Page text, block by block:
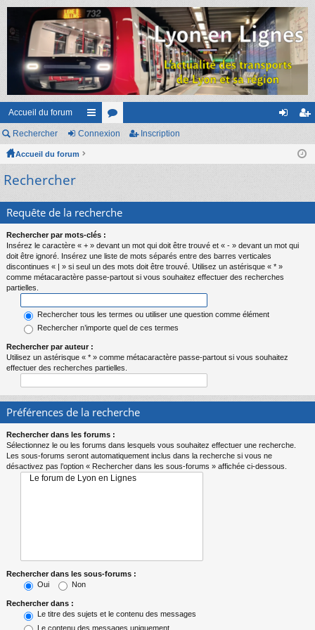
Accueil du forum
ac
s
or
cri
Rechercher Connexion Inscription
Accueil du forum
Rechercher
Requête de la recherche
Rechercher par mots-clés :
Insérez le caractère « + » devant un mot qui doit être trouvé et « - » devant un mot qui
doit être ignoré. Insérez une liste de mots séparés entre des barres verticales
discontinues « | » si seul un des mots doit être trouvé. Utilisez un astérisque « * »
comme métacaractère passe-partout si vous souhaitez effectuer des recherches
partielles.
Rechercher tous les termes ou utiliser une question comme élément
Rechercher n’importe quel de ces termes
Rechercher par auteur :
Utilisez un astérisque « * » comme métacaractère passe-partout si vous souhaitez
effectuer des recherches partielles.
Préférences de la recherche
Rechercher dans les forums :
Sélectionnez le ou les forums dans lesquels vous souhaitez effectuer une recherche.
Les sous-forums seront automatiquement inclus dans la recherche si vous ne
désactivez pas l’option « Rechercher dans les sous-forums » affichée ci-dessous.
Rechercher dans les sous-forums :
Oui
Non
Rechercher dans :
Le titre des sujets et le contenu des messages
Le contenu des messages uniquement